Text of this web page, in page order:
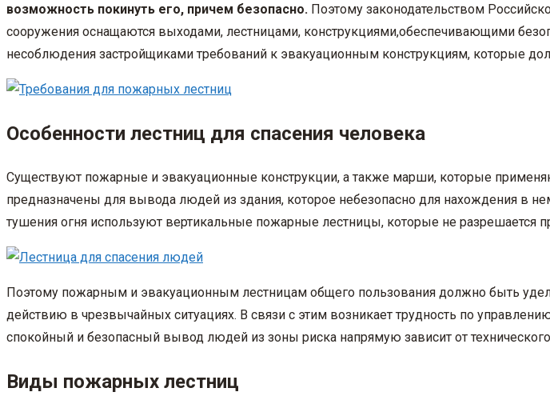
возможность покинуть его, причем безопасно. Поэтому законодательством
сооружения оснащаются выходами, лестницами, конструкциями,обеспечивающими
несоблюдения застройщиками требований к эвакуационным конструкциям, которые
Особенности лестниц для спасения человека
Существуют пожарные и эвакуационные конструкции, а также марши, которые
предназначены для вывода людей из здания, которое небезопасно для нахождения в
тушения огня используют вертикальные пожарные лестницы, которые не разрешается
Поэтому пожарным и эвакуационным лестницам общего пользования должно быть
действию в чрезвычайных ситуациях. В связи с этим возникает трудность по
спокойный и безопасный вывод людей из зоны риска напрямую зависит от
Виды пожарных лестниц